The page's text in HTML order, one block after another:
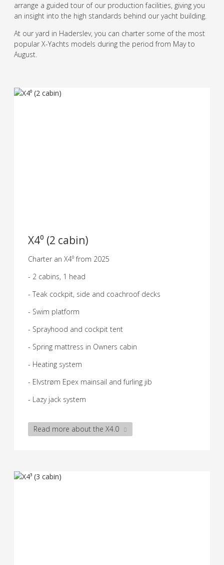
arrange a guided tour of our production facilities, giving you
an insight into the high standards behind our yacht building.
At our yard in Haderslev, you can charter some of the most
popular X-Yachts models during the period from May to
August.
X4⁰ (2 cabin)
Charter an X4⁰ from 2025
- 2 cabins, 1 head
- Teak cockpit, side and coachroof decks
- Swim platform
- Sprayhood and cockpit tent
- Spring mattress in Owners cabin
- Heating system
- Elvstrøm Epex mainsail and furling jib
- Lazy jack system
Read more about the X4.0